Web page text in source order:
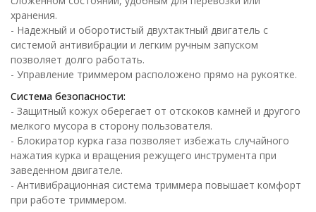
хранения.
- Надежный и оборотистый двухтактный двигатель с
системой антивибрации и легким ручным запуском
позволяет долго работать.
- Управление триммером расположено прямо на рукоятке.
Система безопасности:
- Защитный кожух оберегает от отскоков камней и другого
мелкого мусора в сторону пользователя.
- Блокиратор курка газа позволяет избежать случайного
нажатия курка и вращения режущего инструмента при
заведенном двигателе.
- Антивибрационная система триммера повышает комфорт
при работе триммером.